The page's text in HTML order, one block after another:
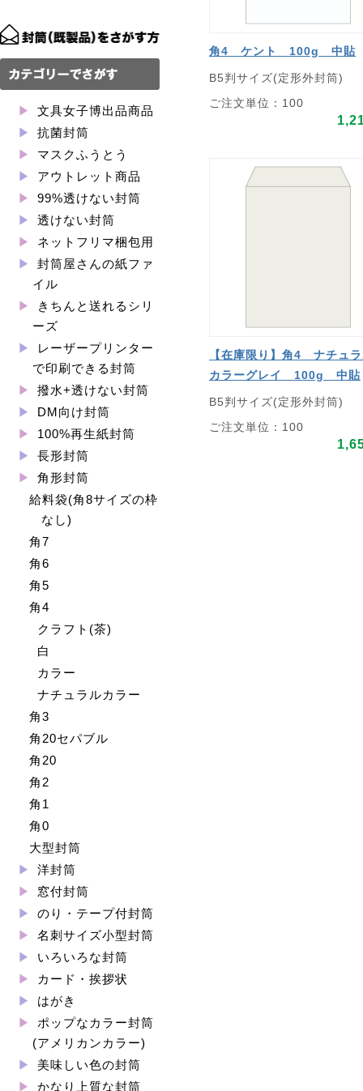
文具女子博出品商品
抗菌封筒
マスクふうとう
アウトレット商品
99%透けない封筒
透けない封筒
ネットフリマ梱包用
封筒屋さんの紙ファ
イル
きちんと送れるシリ
ーズ
レーザープリンター
で印刷できる封筒
撥水+透けない封筒
DM向け封筒
100%再生紙封筒
長形封筒
角形封筒
給料袋(角8サイズの枠
なし)
角7
角6
角5
角4
クラフト(茶)
白
カラー
ナチュラルカラー
角3
角20セパブル
角20
角2
角1
角0
大型封筒
洋封筒
窓付封筒
のり・テープ付封筒
名刺サイズ小型封筒
いろいろな封筒
カード・挨拶状
はがき
ポップなカラー封筒
(アメリカンカラー)
美味しい色の封筒
かなり上質な封筒
角4 ケント 100g 中貼
B5判サイズ(定形外封筒)
ご注文単位：100
【在庫限り】角4 ナチュ
カラーグレイ 100g 中貼
B5判サイズ(定形外封筒)
ご注文単位：100